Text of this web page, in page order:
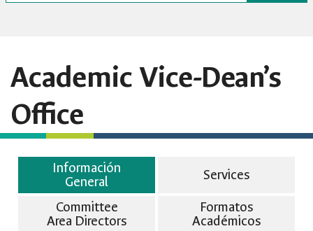
Academic Vice-Dean’s
Office
Información
General
Services
Committee
Area Directors
Formatos
Académicos